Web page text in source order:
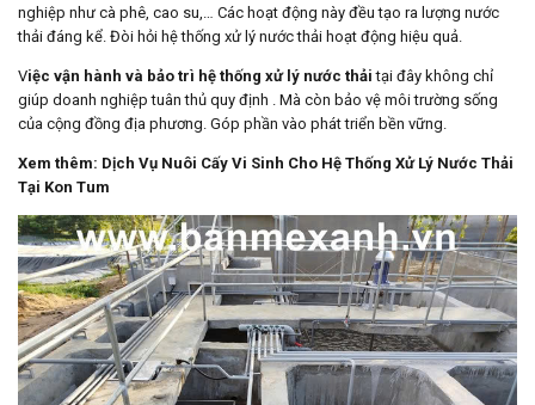
nghiệp như cà phê, cao su,… Các hoạt động này đều tạo ra lượng nước
thải đáng kể. Đòi hỏi hệ thống xử lý nước thải hoạt động hiệu quả.
Việc vận hành và bảo trì hệ thống xử lý nước thải tại đây không chỉ
giúp doanh nghiệp tuân thủ quy định . Mà còn bảo vệ môi trường sống
của cộng đồng địa phương. Góp phần vào phát triển bền vững.
Xem thêm: Dịch Vụ Nuôi Cấy Vi Sinh Cho Hệ Thống Xử Lý Nước Thải
Tại Kon Tum